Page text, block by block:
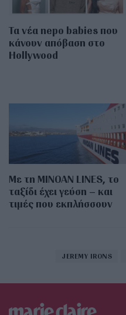
Τα νέα nepo babies που
κάνουν απόβαση στο
Hollywood
Με τη MINOAN LINES, το
ταξίδι έχει γεύση – και
τιμές που εκπλήσσουν
JEREMY IRONS